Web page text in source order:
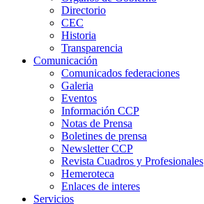
Directorio
CEC
Historia
Transparencia
Comunicación
Comunicados federaciones
Galeria
Eventos
Información CCP
Notas de Prensa
Boletines de prensa
Newsletter CCP
Revista Cuadros y Profesionales
Hemeroteca
Enlaces de interes
Servicios